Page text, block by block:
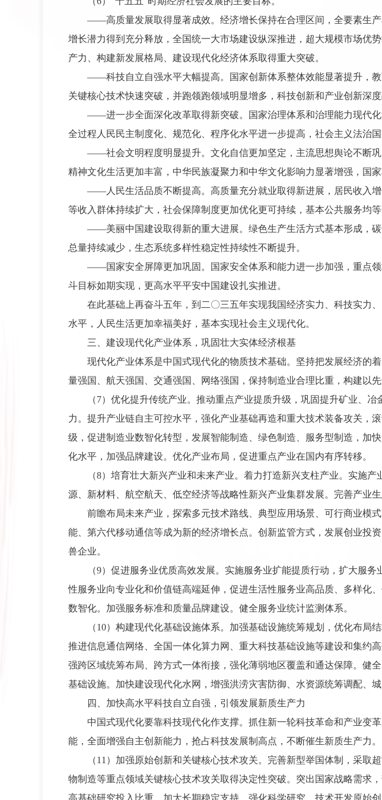
——高质量发展取得显著成效。经济增长保持在合理区间，全要素生
增长潜力得到充分释放，全国统一大市场建设纵深推进，超大规模市场优
产力、构建新发展格局、建设现代化经济体系取得重大突破。
——科技自立自强水平大幅提高。国家创新体系整体效能显著提升，
关键核心技术快速突破，并跑领跑领域明显增多，科技创新和产业创新深
——进一步全面深化改革取得新突破。国家治理体系和治理能力现代
全过程人民民主制度化、规范化、程序化水平进一步提高，社会主义法治国
——社会文明程度明显提升。文化自信更加坚定，主流思想舆论不断
精神文化生活更加丰富，中华民族凝聚力和中华文化影响力显著增强，国家
——人民生活品质不断提高。高质量充分就业取得新进展，居民收入
等收入群体持续扩大，社会保障制度更加优化更可持续，基本公共服务均等
——美丽中国建设取得新的重大进展。绿色生产生活方式基本形成，
总量持续减少，生态系统多样性稳定性持续性不断提升。
——国家安全屏障更加巩固。国家安全体系和能力进一步加强，重点
斗目标如期实现，更高水平平安中国建设扎实推进。
在此基础上再奋斗五年，到二〇三五年实现我国经济实力、科技实力
水平，人民生活更加幸福美好，基本实现社会主义现代化。
三、建设现代化产业体系，巩固壮大实体经济根基
现代化产业体系是中国式现代化的物质技术基础。坚持把发展经济的
量强国、航天强国、交通强国、网络强国，保持制造业合理比重，构建以
（7）优化提升传统产业。推动重点产业提质升级，巩固提升矿业、
力。提升产业链自主可控水平，强化产业基础再造和重大技术装备攻关，
级，促进制造业数智化转型，发展智能制造、绿色制造、服务型制造，加
化水平，加强品牌建设。优化产业布局，促进重点产业在国内有序转移。
（8）培育壮大新兴产业和未来产业。着力打造新兴支柱产业。实施
源、新材料、航空航天、低空经济等战略性新兴产业集群发展。完善产业
前瞻布局未来产业，探索多元技术路线、典型应用场景、可行商业模
能、第六代移动通信等成为新的经济增长点。创新监管方式，发展创业投
兽企业。
（9）促进服务业优质高效发展。实施服务业扩能提质行动，扩大服
性服务业向专业化和价值链高端延伸，促进生活性服务业高品质、多样化
数智化。加强服务标准和质量品牌建设。健全服务业统计监测体系。
（10）构建现代化基础设施体系。加强基础设施统筹规划，优化布局
推进信息通信网络、全国一体化算力网、重大科技基础设施等建设和集约
强跨区域统筹布局、跨方式一体衔接，强化薄弱地区覆盖和通达保障。健
基础设施。加快建设现代化水网，增强洪涝灾害防御、水资源统筹调配、
四、加快高水平科技自立自强，引领发展新质生产力
中国式现代化要靠科技现代化作支撑。抓住新一轮科技革命和产业变
能，全面增强自主创新能力，抢占科技发展制高点，不断催生新质生产力。
（11）加强原始创新和关键核心技术攻关。完善新型举国体制，采
物制造等重点领域关键核心技术攻关取得决定性突破。突出国家战略需求
高基础研究投入比重，加大长期稳定支持。强化科学研究、技术开发原始